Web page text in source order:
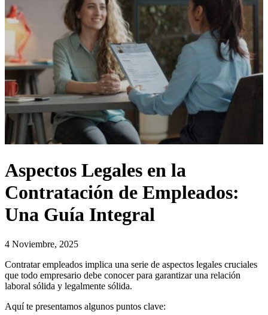
Aspectos Legales en la
Contratación de Empleados:
Una Guía Integral
4 Noviembre, 2025
Contratar empleados implica una serie de aspectos legales cruciales
que todo empresario debe conocer para garantizar una relación
laboral sólida y legalmente sólida.
Aquí te presentamos algunos puntos clave: